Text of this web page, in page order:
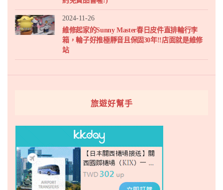
2024-11-26
維修起家的Sunny Master春日皮件直排輪行李
箱，輪子好推極靜音且保固30年!!店面就是維修
站
旅遊好幫手